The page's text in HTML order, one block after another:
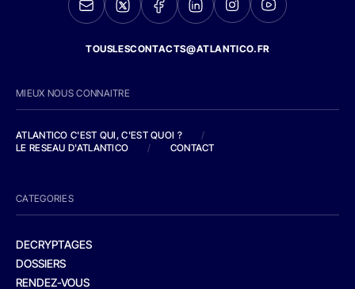
TOUSLESCONTACTS@ATLANTICO.FR
MIEUX NOUS CONNAITRE
ATLANTICO C'EST QUI, C'EST QUOI ?
/
LE RESEAU D'ATLANTICO
/ CONTACT
CATEGORIES
DECRYPTAGES
DOSSIERS
RENDEZ-VOUS